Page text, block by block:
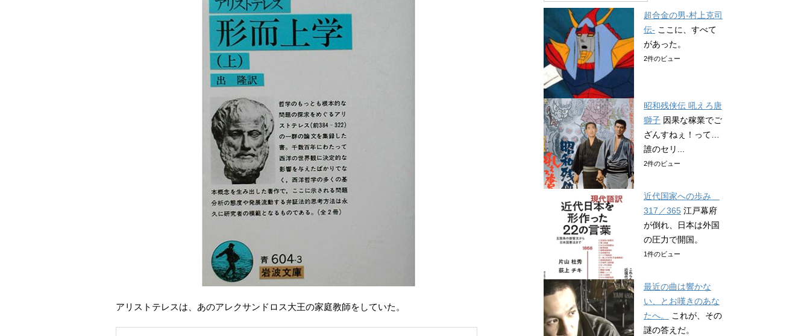
アリストテレスは、あのアレクサンドロス大王の家庭教師をしていた。
超合金の男-村上克司
伝- ここに、すべて
があった。
2件のビュー
昭和残侠伝 吼えろ唐
獅子 因果な稼業でご
ざんすねぇ！って…
誰のセリ...
2件のビュー
近代国家への歩み
317／365 江戸幕府
が倒れ、日本は外国
の圧力で開国。
1件のビュー
最近の曲は響かな
い、とお嘆きのあな
たへ。
これが、その
謎の答えだ。